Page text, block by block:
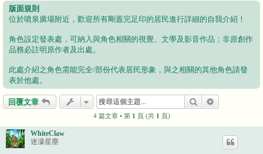
版面規則
位於噴泉廣場附近，歡迎所有剛蓋完足印的居民進行詳細的自我介紹！
角色設定發表處，可納入與角色相關的視覺、文學及影音作品；非原創作
品務必註明原作者及出處。
此處介紹之角色需能完全/部份代表居民形象，與之相關的其他角色請發
表於他處。
回覆文章 搜尋
4 篇文章 • 第 1 頁 (共 1 頁)
WhiteClaw
迷濛星塵